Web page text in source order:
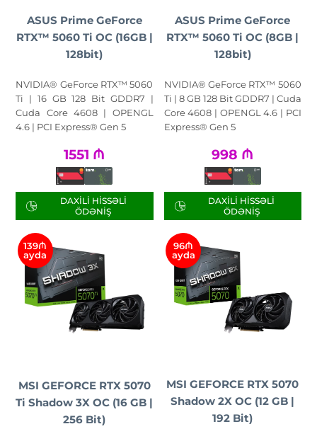
ASUS Prime GeForce
RTX™ 5060 Ti OC (16GB |
128bit)
NVIDIA® GeForce RTX™ 5060
Ti | 16 GB 128 Bit GDDR7 |
Cuda Core 4608 | OPENGL
4.6 | PCI Express® Gen 5
1551 ₼
DAXILI HISSƏLI
ÖDƏNIŞ
ASUS Prime GeForce
RTX™ 5060 Ti OC (8GB |
128bit)
NVIDIA® GeForce RTX™ 5060
Ti | 8 GB 128 Bit GDDR7 | Cuda
Core 4608 | OPENGL 4.6 | PCI
Express® Gen 5
998 ₼
DAXILI HISSƏLI
ÖDƏNIŞ
139₼
ayda
MSI GEFORCE RTX 5070
Ti Shadow 3X OC (16 GB |
256 Bit)
96₼
ayda
MSI GEFORCE RTX 5070
Shadow 2X OC (12 GB |
192 Bit)